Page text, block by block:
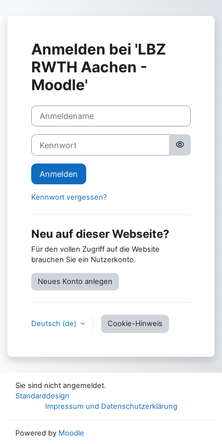
Anmelden bei 'LBZ
RWTH Aachen -
Moodle'
Kontoerstellung abbrechen
Anmeldename
Kennwort
Anmelden
Kennwort vergessen?
Neu auf dieser Webseite?
Für den vollen Zugriff auf die Website
brauchen Sie ein Nutzerkonto.
Neues Konto anlegen
Deutsch ‎(de)‎ Cookie-Hinweis
Sie sind nicht angemeldet.
Standarddesign
Impressum und Datenschutzerklärung
Powered by Moodle